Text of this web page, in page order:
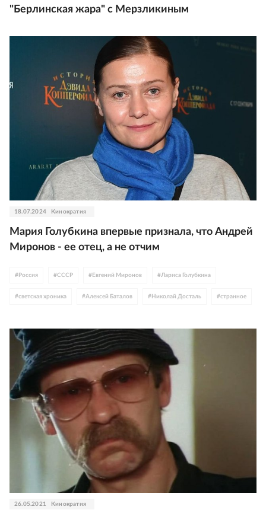
"Берлинская жара" с Мерзликиным
18.07.2024 Кинократия
Мария Голубкина впервые признала, что Андрей
Миронов - ее отец, а не отчим
# Россия #СССР # Евгений Миронов # Лариса Голубкина
#светская хроника #Алексей Баталов # Николай Досталь #странное
26.05.2021 Кинократия